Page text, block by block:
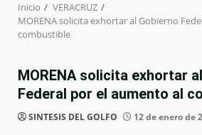
Inicio
VERACRUZ
MORENA solicita exhortar al Gobierno
combustible
MORENA solicita exhortar
Federal por el aumento al
SINTESIS DEL GOLFO 12 de enero de